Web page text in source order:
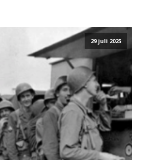
29 juli 2025